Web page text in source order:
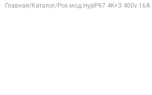
Главная/Каталог/Роз.мод.HypIP67 4K+З 400v 16A